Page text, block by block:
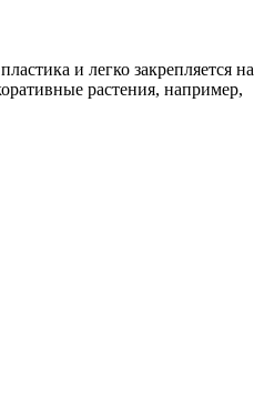
и легко закрепляется на
растения, например,